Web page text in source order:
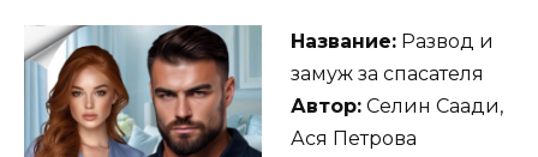
Название: Развод и
замуж за спасателя
Автор: Селин Саади,
Ася Петрова